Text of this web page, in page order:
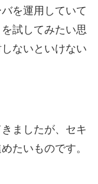
を運用していて
試してみたい思
ないといけない
ましたが、セキ
たいものです。